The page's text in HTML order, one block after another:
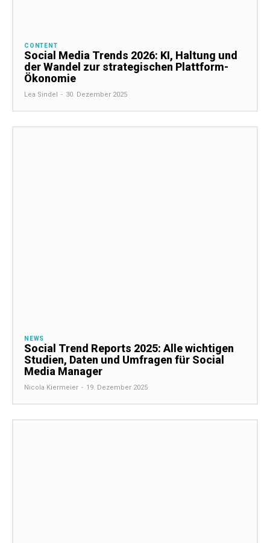
CONTENT
Social Media Trends 2026: KI, Haltung und
der Wandel zur strategischen Plattform-
Ökonomie
Lea Sindel - 30. Dezember 2025
NEWS
Social Trend Reports 2025: Alle wichtigen
Studien, Daten und Umfragen für Social
Media Manager
Nicola Kiermeier - 19. Dezember 2025